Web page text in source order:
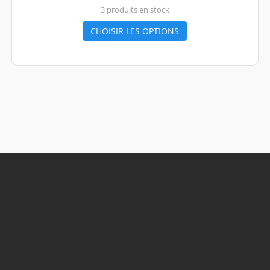
3 produits en stock
CHOISIR LES OPTIONS